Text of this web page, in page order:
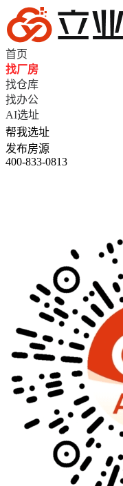
首页
找厂房
找仓库
找办公
AI选址
帮我选址
发布房源
400-833-0813